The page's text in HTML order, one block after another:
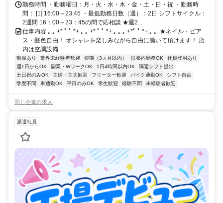
勤務時間 ・勤務曜日：月・火・水・木・金・土・日・祝 ・勤務時
間： [1] 16:00～23:45 ・最低勤務日数（週）：2日 シフトサイクル：
2週間 16：00～23：45の間で応相談 ★週2...
仕事内容 ｡.｡:+* ﾟ ﾟ *+:｡.｡:+* ﾟ ﾟ *+:｡.｡.｡:+*ﾟ ﾟ *+:｡.｡: ★ネイル・ピア
ス・髪色自由！ オシャレを楽しみながら自由に働いて頂けます！ 店
内は空調設備...
制服あり 業界未経験者歓迎 短期（3ヵ月以内） 扶養内勤務OK
社員登用あり
週1日からOK
副業・WワークOK 1日4時間以内OK
隔週シフト提出
土日祝のみOK
主婦・主夫歓迎 フリーター歓迎 バイク通勤OK
シフト自由
学歴不問
車通勤OK 平日のみOK 学生歓迎 経験不問 未経験者歓迎
同じ企業の求人
派遣社員